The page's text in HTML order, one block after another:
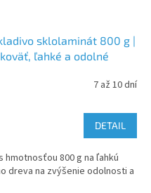
sklolaminát 800 g |
ľahké a odolné
7 až 10 dní
DETAIL
hmotnosťou 800 g na ľahkú
dreva na zvýšenie odolnosti a